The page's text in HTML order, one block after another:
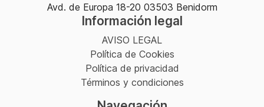
Avd. de Europa 18-20 03503 Benidorm
Información legal
AVISO LEGAL
Política de Cookies
Política de privacidad
Términos y condiciones